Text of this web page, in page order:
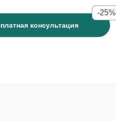
консультация
-25%